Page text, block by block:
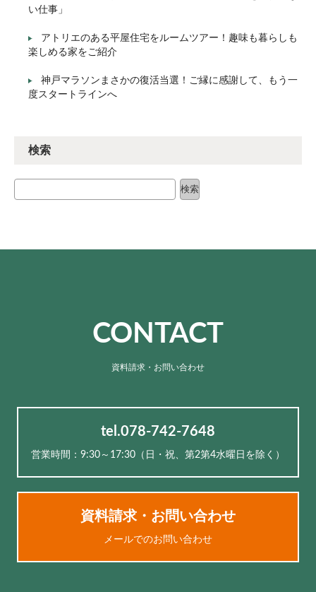
い仕事」
アトリエのある平屋住宅をルームツアー！趣味も暮らしも
楽しめる家をご紹介
神戸マラソンまさかの復活当選！ご縁に感謝して、もう一
度スタートラインへ
検索
検索
検索
CONTACT
資料請求・お問い合わせ
tel.078-742-7648
営業時間：9:30～17:30（⽇・祝、第2第4水曜日を除く）
資料請求・お問い合わせ
メールでのお問い合わせ